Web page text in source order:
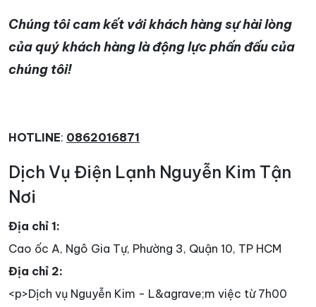
Chúng tôi cam kết với khách hàng sự hài lòng
của quý khách hàng là động lực phấn đấu của
chúng tôi!
HOTLINE: 0862016871
Dịch Vụ Điện Lạnh Nguyễn Kim Tận
Nơi
Địa chỉ 1:
Cao ốc A, Ngô Gia Tự, Phường 3, Quận 10, TP HCM
Địa chỉ 2:
<p>Dịch vụ Nguyễn Kim - L&agrave;m việc từ 7h00